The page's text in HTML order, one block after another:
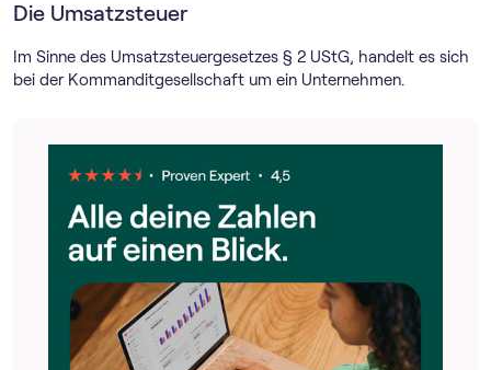
Die Umsatzsteuer
Im Sinne des Umsatzsteuergesetzes § 2 UStG, handelt es sich
bei der Kommanditgesellschaft um ein Unternehmen.